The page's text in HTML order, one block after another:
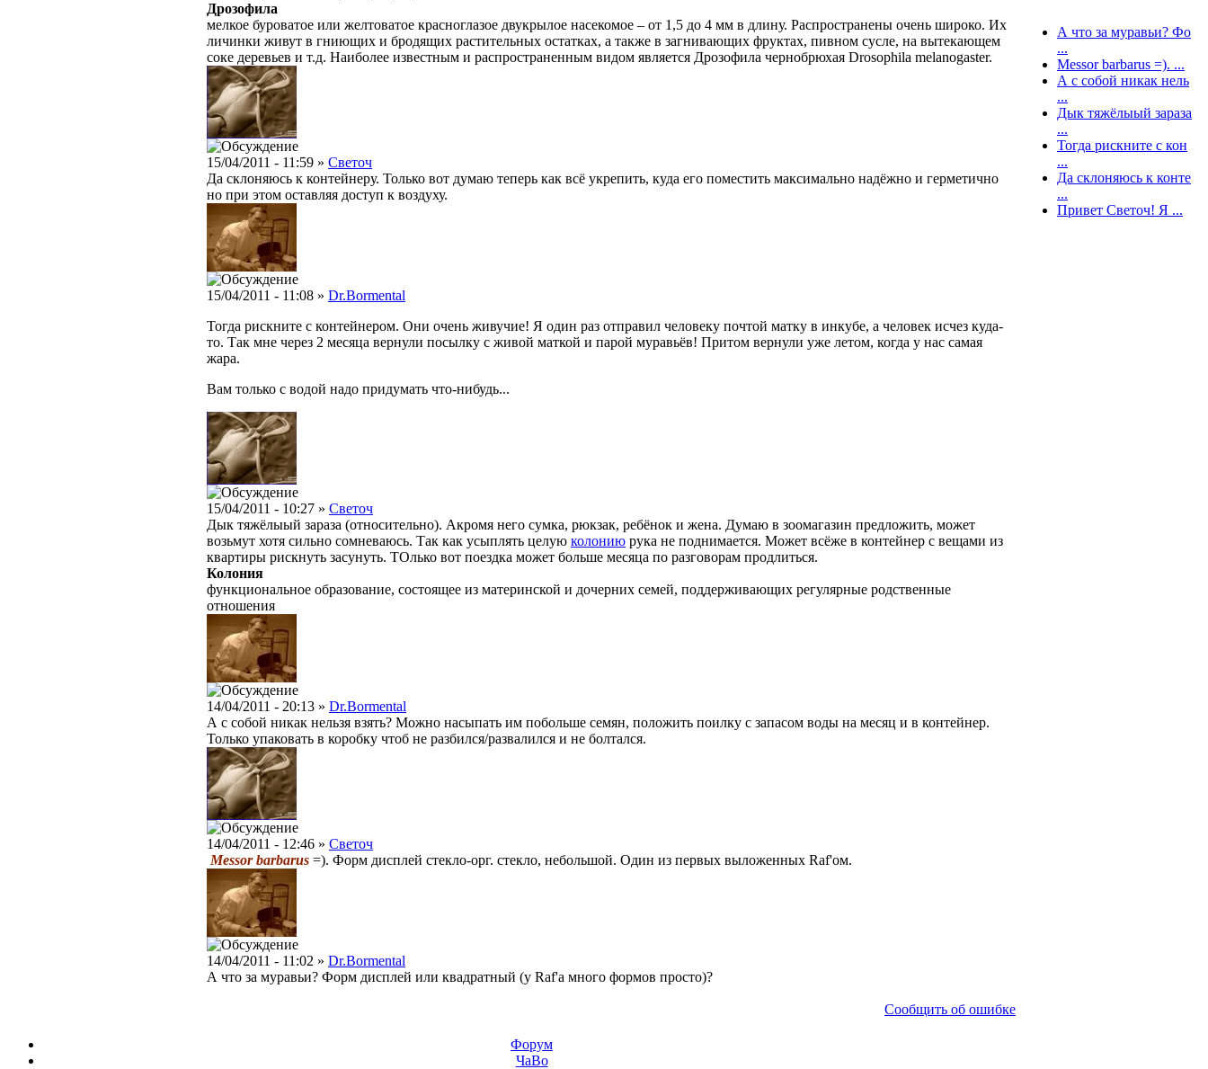
Дрозофила
мелкое буроватое или желтоватое красноглазое двукрылое насекомое – от 1,5 до 4 мм в длину. Распространены очень широко. Их
личинки живут в гниющих и бродящих растительных остатках, а также в загнивающих фруктах, пивном сусле, на вытекающем
соке деревьев и т.д. Наиболее известным и распространенным видом является Дрозофила чернобрюхая Drosophila melanogaster.
15/04/2011 - 11:59 » Светоч
Да склоняюсь к контейнеру. Только вот думаю теперь как всё укрепить, куда его поместить максимально надёжно и герметично
но при этом оставляя доступ к воздуху.
15/04/2011 - 11:08 » Dr.Bormental
Тогда рискните с контейнером. Они очень живучие! Я один раз отправил человеку почтой матку в инкубе, а человек исчез куда-
то. Так мне через 2 месяца вернули посылку с живой маткой и парой муравьёв! Притом вернули уже летом, когда у нас самая
жара.
Вам только с водой надо придумать что-нибудь...
15/04/2011 - 10:27 » Светоч
Дык тяжёлыый зараза (относительно). Акромя него сумка, рюкзак, ребёнок и жена. Думаю в зоомагазин предложить, может
возьмут хотя сильно сомневаюсь. Так как усыплять целую колонию рука не поднимается. Может всёже в контейнер с вещами из
квартиры рискнуть засунуть. ТОлько вот поездка может больше месяца по разговорам продлиться.
Колония
функциональное образование, состоящее из материнской и дочерних семей, поддерживающих регулярные родственные
отношения
14/04/2011 - 20:13 » Dr.Bormental
А с собой никак нельзя взять? Можно насыпать им побольше семян, положить поилку с запасом воды на месяц и в контейнер.
Только упаковать в коробку чтоб не разбился/развалился и не болтался.
14/04/2011 - 12:46 » Светоч
Messor barbarus =). Форм дисплей стекло-орг. стекло, небольшой. Один из первых выложенных Raf'ом.
14/04/2011 - 11:02 » Dr.Bormental
А что за муравьи? Форм дисплей или квадратный (у Raf'a много формов просто)?
Сообщить об ошибке
А что за муравьи? Фо
...
Messor barbarus =). ...
А с собой никак нель
...
Дык тяжёлыый зараза
...
Тогда рискните с кон
...
Да склоняюсь к конте
...
Привет Светоч! Я ...
Форум
ЧаВо